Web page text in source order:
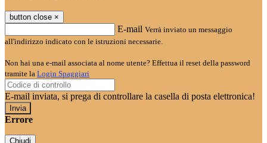
button close ×
E-mail Verrà inviato un messaggio
all'indirizzo indicato con le istruzioni necessarie.
Non hai una e-mail associata al nome utente? Effettua il reset della password
tramite la Login Spaggiari
E-mail inviata, si prega di controllare la casella di posta elettronica!
Errore
Chiudi